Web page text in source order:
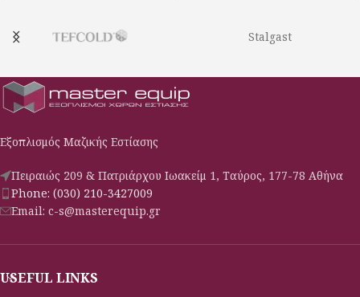
Stalgast
Εξοπλισμός Μαζικής Εστίασης
Πειραιώς 209 & Πατριάρχου Ιωακείμ 1, Ταύρος, 177-78 Αθήνα
Phone: (030) 210-3427009
Email: c-s@masterequip.gr
USEFUL LINKS